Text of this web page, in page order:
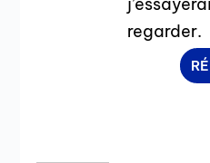
regarder.